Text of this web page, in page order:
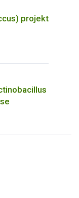
projekt